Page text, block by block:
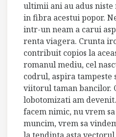
ultimii ani au adus
in fibra acestui popor.
intr-un neam a carui
renta viagera. Crunta
contribuit copios la
romanul mediu, cel
codrul, aspira tampeste
viitorul taman bancilor.
lobotomizati am
facem nimic, nu vrem
muncim, vrem sa